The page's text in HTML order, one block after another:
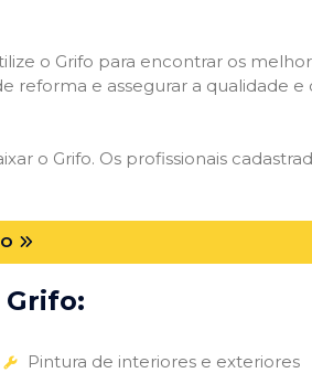
o Grifo para encontrar os
reforma e assegurar a qualidade e
o Grifo. Os profissionais
Grifo:
Pintura de interiores e exteriores